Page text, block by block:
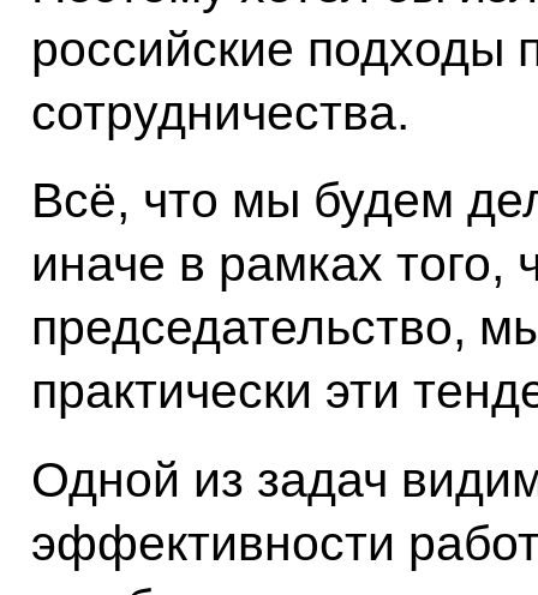
российские
сотрудничества.
Всё, что мы будем
иначе в рамках того,
председательство,
практически эти
Одной из задач
эффективности